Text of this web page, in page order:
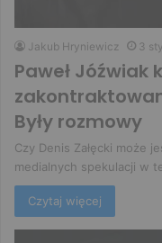
Jakub Hryniewicz 3
Paweł
Były rozmowy
Czy Denis Załęcki może
medialnych spekulacji w
Czytaj więcej